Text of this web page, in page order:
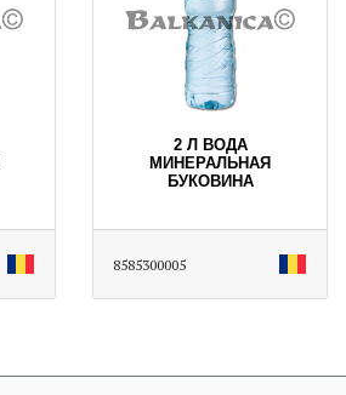
2 Л ВОДА
МИНЕРАЛЬНАЯ
БУКОВИНА
8585300005